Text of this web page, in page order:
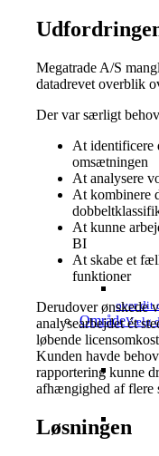
over dit
OmrådeVælg
Megatrade A/S
datadrevet overblik
Der var særligt
At identificere
omsætningen
At analysere
At kombinere
At kunne
BI
At skabe et
funktioner
Derudover ønskede
analysearbejdet ét
løbende
Kunden havde
rapportering kunne
afhængighed af flere
Løsningen